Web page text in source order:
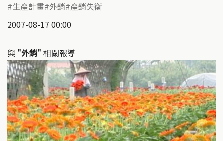
生產計畫 外銷 產銷失衡
2007-08-17 00:00
與 "外銷" 相關報導